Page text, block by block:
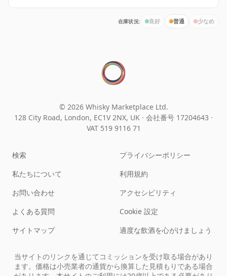
在庫状況: 良好 普通 少なめ
© 2026 Whisky Marketplace Ltd.
128 City Road, London, EC1V 2NX, UK · 会社番号 17204643 ·
VAT 519 9116 71
検索
私たちについて
お問い合わせ
よくある質問
サイトマップ
プライバシーポリシー
利用規約
アクセシビリティ
Cookie 設定
適度な飲酒を心がけましょう
当サイトのリンクを通じてコミッションを受け取る場合があり
ます。価格は小売業者の通貨から換算した見積もりである場合